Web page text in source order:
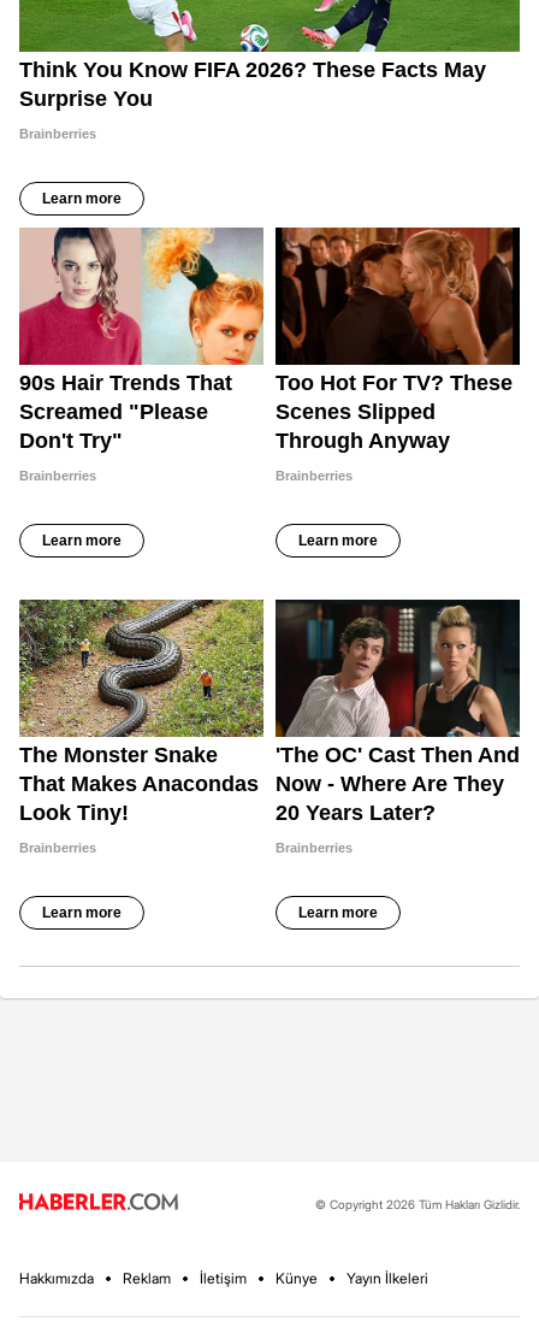
© Copyright 2026 Tüm Hakları Gizlidir.
Hakkımızda Reklam İletişim Künye Yayın İlkeleri